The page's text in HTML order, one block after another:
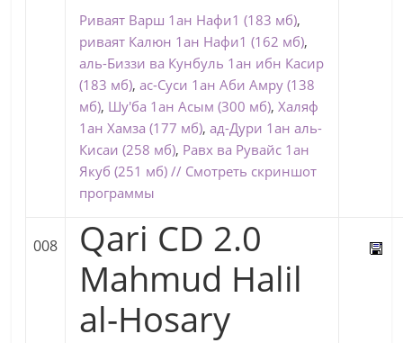
Риваят Варш 1ан Нафи1 (183 мб),
риваят Калюн 1ан Нафи1 (162 мб),
аль-Биззи ва Кунбуль 1ан ибн Касир
(183 мб), ас-Суси 1ан Аби Амру (138
мб), Шу'ба 1ан Асым (300 мб),Халяф
1ан Хамза (177 мб),ад-Дури 1ан аль-
Кисаи (258 мб), Равх ва Рувайс 1ан
Якуб (251 мб) // Смотреть скриншот
программы
008
Qari CD 2.0
Mahmud Halil
al-Hosary